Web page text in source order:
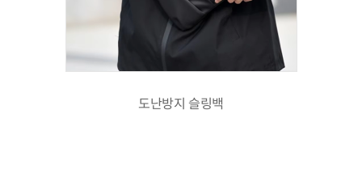
도난방지 슬링백